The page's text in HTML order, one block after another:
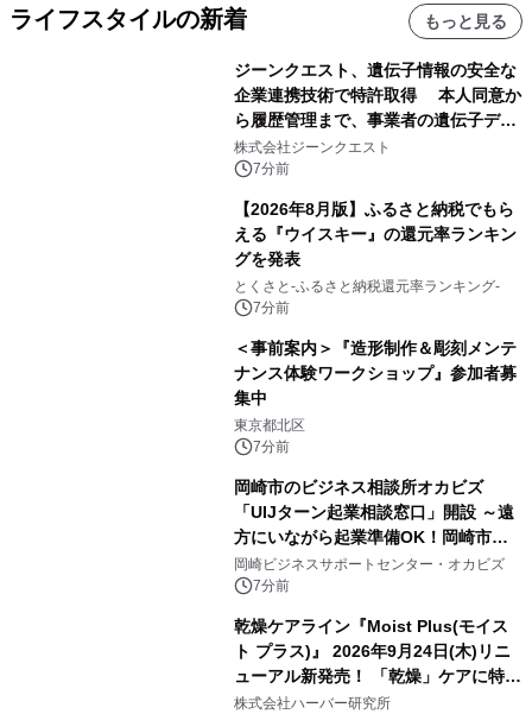
ライフスタイルの新着 もっと見る
ジーンクエスト、遺伝子情報の安全な
企業連携技術で特許取得 本人同意か
ら履歴管理まで、事業者の遺伝子デー
タ活用を支援
株式会社ジーンクエスト
7分前
【2026年8月版】ふるさと納税でもら
える『ウイスキー』の還元率ランキン
グを発表
とくさと-ふるさと納税還元率ランキング-
7分前
＜事前案内＞『造形制作＆彫刻メンテ
ナンス体験ワークショップ』参加者募
集中
東京都北区
7分前
岡崎市のビジネス相談所オカビズ
「UIJターン起業相談窓口」開設 ～遠
方にいながら起業準備OK！岡崎市を
挑戦者があつまるまちに～
岡崎ビジネスサポートセンター・オカビズ
7分前
乾燥ケアライン『Moist Plus(モイス
ト プラス)』 2026年9月24日(木)リニ
ューアル新発売！ 「乾燥」ケアに特化
し、ライン使いで潤いに満ちた肌へ
株式会社ハーバー研究所